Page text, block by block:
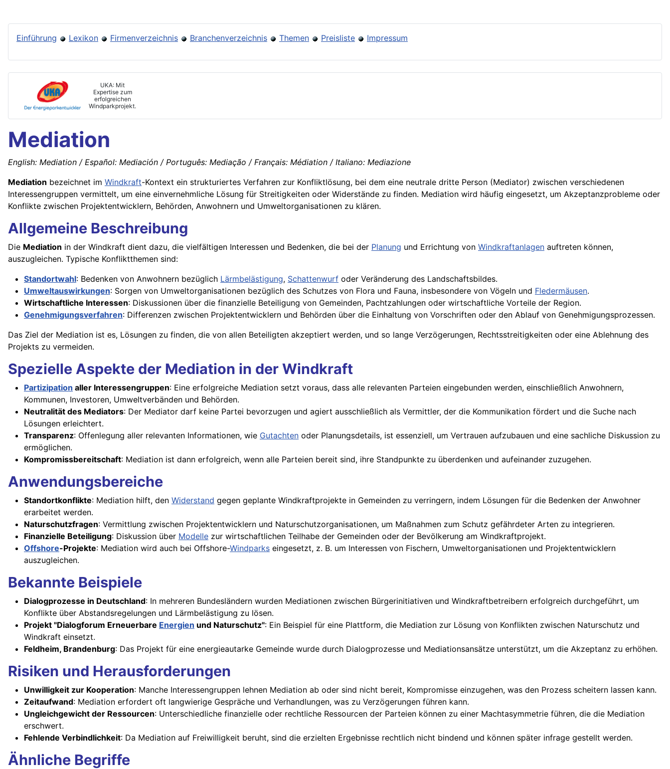
Einführung Lexikon Firmenverzeichnis Branchenverzeichnis Themen Preisliste Impressum
UKA: Mit
Expertise zum
erfolgreichen
Windparkprojekt.
Mediation
English: Mediation / Español: Mediación / Português: Mediação / Français: Médiation / Italiano: Mediazione
Mediation bezeichnet im Windkraft-Kontext ein strukturiertes Verfahren zur Konfliktlösung, bei dem eine neutrale dritte Person (Mediator) zwischen verschiedenen
Interessengruppen vermittelt, um eine einvernehmliche Lösung für Streitigkeiten oder Widerstände zu finden. Mediation wird häufig eingesetzt, um Akzeptanzprobleme oder
Konflikte zwischen Projektentwicklern, Behörden, Anwohnern und Umweltorganisationen zu klären.
Allgemeine Beschreibung
Die Mediation in der Windkraft dient dazu, die vielfältigen Interessen und Bedenken, die bei der Planung und Errichtung von Windkraftanlagen auftreten können,
auszugleichen. Typische Konfliktthemen sind:
Standortwahl: Bedenken von Anwohnern bezüglich Lärmbelästigung, Schattenwurf oder Veränderung des Landschaftsbildes.
Umweltauswirkungen: Sorgen von Umweltorganisationen bezüglich des Schutzes von Flora und Fauna, insbesondere von Vögeln und Fledermäusen.
Wirtschaftliche Interessen: Diskussionen über die finanzielle Beteiligung von Gemeinden, Pachtzahlungen oder wirtschaftliche Vorteile der Region.
Genehmigungsverfahren: Differenzen zwischen Projektentwicklern und Behörden über die Einhaltung von Vorschriften oder den Ablauf von Genehmigungsprozessen.
Das Ziel der Mediation ist es, Lösungen zu finden, die von allen Beteiligten akzeptiert werden, und so lange Verzögerungen, Rechtsstreitigkeiten oder eine Ablehnung des
Projekts zu vermeiden.
Spezielle Aspekte der Mediation in der Windkraft
Partizipation aller Interessengruppen: Eine erfolgreiche Mediation setzt voraus, dass alle relevanten Parteien eingebunden werden, einschließlich Anwohnern,
Kommunen, Investoren, Umweltverbänden und Behörden.
Neutralität des Mediators: Der Mediator darf keine Partei bevorzugen und agiert ausschließlich als Vermittler, der die Kommunikation fördert und die Suche nach
Lösungen erleichtert.
Transparenz: Offenlegung aller relevanten Informationen, wie Gutachten oder Planungsdetails, ist essenziell, um Vertrauen aufzubauen und eine sachliche Diskussion zu
ermöglichen.
Kompromissbereitschaft: Mediation ist dann erfolgreich, wenn alle Parteien bereit sind, ihre Standpunkte zu überdenken und aufeinander zuzugehen.
Anwendungsbereiche
Standortkonflikte: Mediation hilft, den Widerstand gegen geplante Windkraftprojekte in Gemeinden zu verringern, indem Lösungen für die Bedenken der Anwohner
erarbeitet werden.
Naturschutzfragen: Vermittlung zwischen Projektentwicklern und Naturschutzorganisationen, um Maßnahmen zum Schutz gefährdeter Arten zu integrieren.
Finanzielle Beteiligung: Diskussion über Modelle zur wirtschaftlichen Teilhabe der Gemeinden oder der Bevölkerung am Windkraftprojekt.
Offshore-Projekte: Mediation wird auch bei Offshore-Windparks eingesetzt, z. B. um Interessen von Fischern, Umweltorganisationen und Projektentwicklern
auszugleichen.
Bekannte Beispiele
Dialogprozesse in Deutschland: In mehreren Bundesländern wurden Mediationen zwischen Bürgerinitiativen und Windkraftbetreibern erfolgreich durchgeführt, um
Konflikte über Abstandsregelungen und Lärmbelästigung zu lösen.
Projekt "Dialogforum Erneuerbare Energien und Naturschutz": Ein Beispiel für eine Plattform, die Mediation zur Lösung von Konflikten zwischen Naturschutz und
Windkraft einsetzt.
Feldheim, Brandenburg: Das Projekt für eine energieautarke Gemeinde wurde durch Dialogprozesse und Mediationsansätze unterstützt, um die Akzeptanz zu erhöhen.
Risiken und Herausforderungen
Unwilligkeit zur Kooperation: Manche Interessengruppen lehnen Mediation ab oder sind nicht bereit, Kompromisse einzugehen, was den Prozess scheitern lassen kann.
Zeitaufwand: Mediation erfordert oft langwierige Gespräche und Verhandlungen, was zu Verzögerungen führen kann.
Ungleichgewicht der Ressourcen: Unterschiedliche finanzielle oder rechtliche Ressourcen der Parteien können zu einer Machtasymmetrie führen, die die Mediation
erschwert.
Fehlende Verbindlichkeit: Da Mediation auf Freiwilligkeit beruht, sind die erzielten Ergebnisse rechtlich nicht bindend und können später infrage gestellt werden.
Ähnliche Begriffe